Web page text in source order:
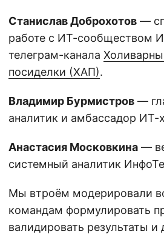
Станислав Доброхотов —
работе с ИТ-сообществом
телеграм-канала
посиделки (ХАП).
Владимир Бурмистров —
аналитик и амбассадор ИТ-
Анастасия Московкина —
системный аналитик
Мы втроём модерировали
командам формулировать
валидировать результаты и